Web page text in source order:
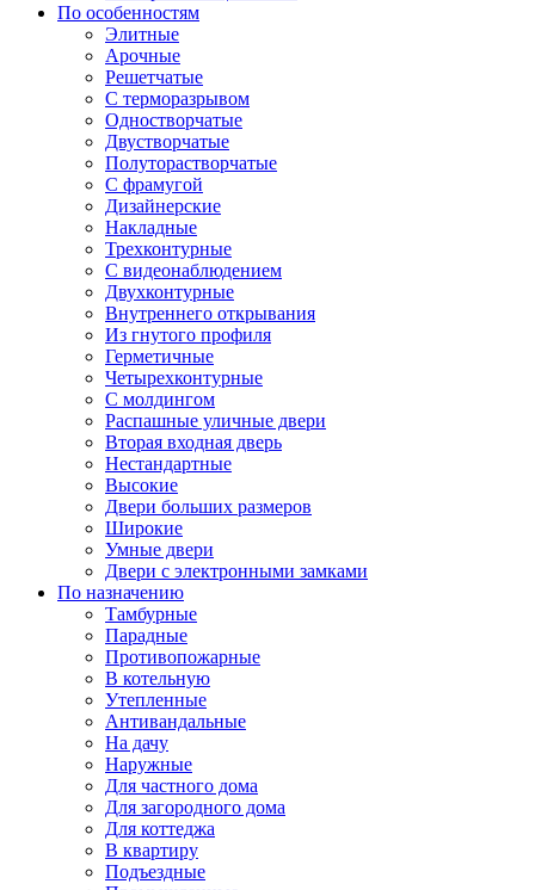
По особенностям
Элитные
Арочные
Решетчатые
С терморазрывом
Одностворчатые
Двустворчатые
Полуторастворчатые
С фрамугой
Дизайнерские
Накладные
Трехконтурные
С видеонаблюдением
Двухконтурные
Внутреннего открывания
Из гнутого профиля
Герметичные
Четырехконтурные
С молдингом
Распашные уличные двери
Вторая входная дверь
Нестандартные
Высокие
Двери больших размеров
Широкие
Умные двери
Двери с электронными замками
По назначению
Тамбурные
Парадные
Противопожарные
В котельную
Утепленные
Антивандальные
На дачу
Наружные
Для частного дома
Для загородного дома
Для коттеджа
В квартиру
Подъездные